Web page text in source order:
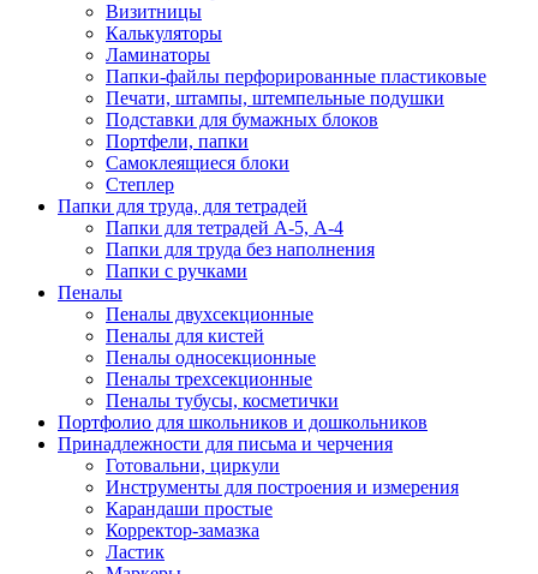
Визитницы
Калькуляторы
Ламинаторы
Папки-файлы перфорированные пластиковые
Печати, штампы, штемпельные подушки
Подставки для бумажных блоков
Портфели, папки
Самоклеящиеся блоки
Степлер
Папки для труда, для тетрадей
Папки для тетрадей А-5, А-4
Папки для труда без наполнения
Папки с ручками
Пеналы
Пеналы двухсекционные
Пеналы для кистей
Пеналы односекционные
Пеналы трехсекционные
Пеналы тубусы, косметички
Портфолио для школьников и дошкольников
Принадлежности для письма и черчения
Готовальни, циркули
Инструменты для построения и измерения
Карандаши простые
Корректор-замазка
Ластик